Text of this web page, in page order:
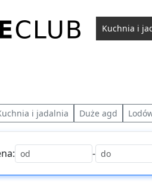
Kuchnia i
i jadalnia Duże agd
-